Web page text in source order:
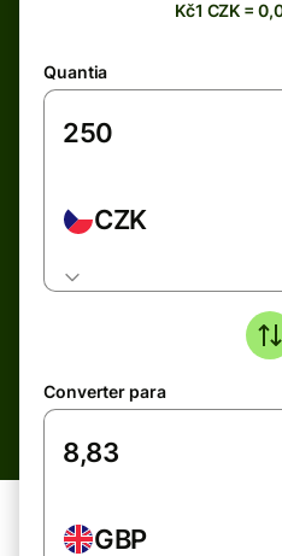
Kč1 CZK =
Quantia
CZK
Converter para
GBP